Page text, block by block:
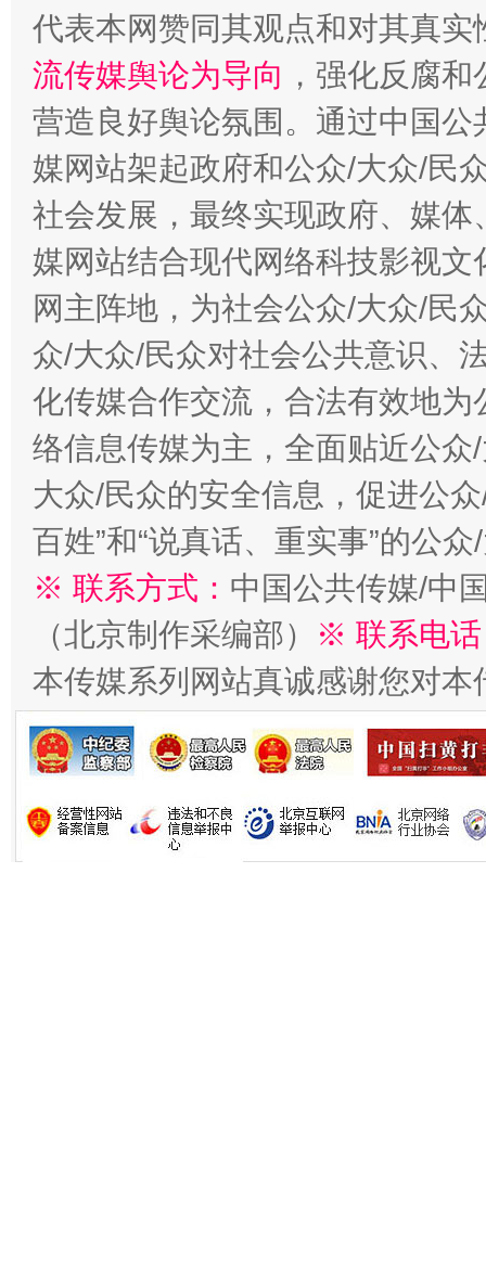
揭批美国五大"原罪" "炒
解纷+调解+退费，一次搞定
站台名比不上好声名
代表本网赞同其观点和对其真实
流传媒舆论为导向 ，强化反腐
营造良好舆论氛围。通过中国
媒网站架起政府和公众/大众/民
社会发展，最终实现政府、媒
媒网站结合现代网络科技影视
网主阵地，为社会公众/大众/民
众/大众/民众对社会公共意识、
化传媒合作交流，合法有效地
络信息传媒为主，全面贴近公
大众/民众的安全信息，促进公
百姓”和“说真话、重实事”的公
※ 联系方式： 中国公共传媒/中
（北京制作采编部）
※ 联系电
本传媒系列网站真诚感谢您对